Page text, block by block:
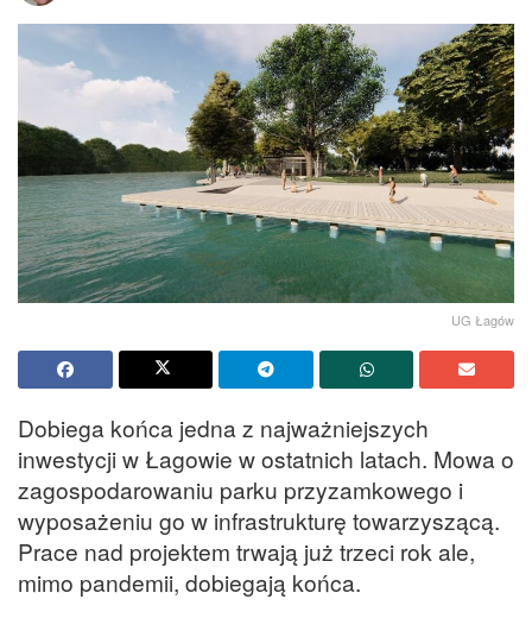
UG Łagów
Dobiega końca jedna z najważniejszych
inwestycji w Łagowie w ostatnich latach. Mowa o
zagospodarowaniu parku przyzamkowego i
wyposażeniu go w infrastrukturę towarzyszącą.
Prace nad projektem trwają już trzeci rok ale,
mimo pandemii, dobiegają końca.